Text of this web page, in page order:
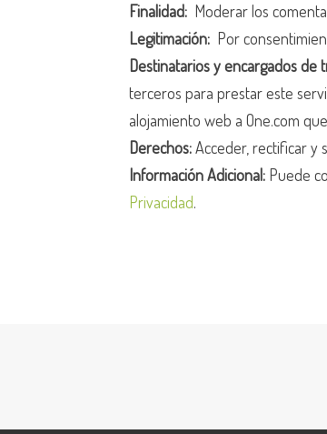
Finalidad: Moderar los
Legitimación: Por
Destinatarios y encargados de
terceros para prestar este
alojamiento web a One.com
Derechos:Acceder, rectificar y
Información Adicional: Puede
Privacidad.